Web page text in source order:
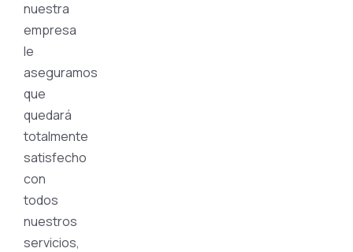
nuestra
empresa
le
aseguramos
que
quedará
totalmente
satisfecho
con
todos
nuestros
servicios,